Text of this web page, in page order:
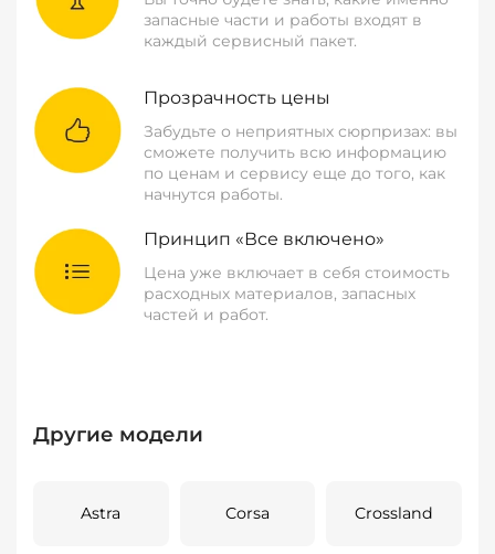
запасные части и работы входят в
каждый сервисный пакет.
Прозрачность цены
Забудьте о неприятных сюрпризах: вы
сможете получить всю информацию
по ценам и сервису еще до того, как
начнутся работы.
Принцип «Все включено»
Цена уже включает в себя стоимость
расходных материалов, запасных
частей и работ.
Другие модели
Astra Corsa Crossland